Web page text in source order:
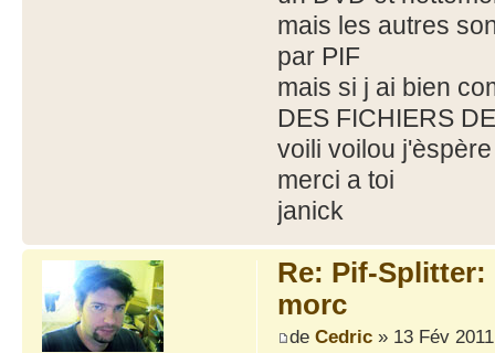
mais les autres
par PIF
mais si j ai bien
DES FICHIERS
voili voilou
merci a toi
janick
Re: Pif-
morc
de Cedric» 13 Fév